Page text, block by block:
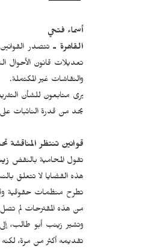
أسماء فتحي
القاهرة ـ تتصدر
تعديلات قانون الأحوال
والنقاشات غير المكتملة.
يرى متابعون للشأن
يحد من قدرة النائبات
قوانين تنتظر المناقشة
تقول المحامية بالنقض
هذه القضايا لا تتعلق
تطرح منظمات حقوقية
من هذه المقترحات لم تصل
وتشير زينب أبو طالب،
تقديمه أكثر من مرة، لكنه